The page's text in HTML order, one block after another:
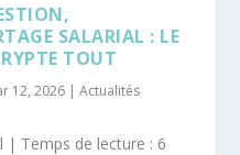
SALARIAL : LE
TOUT
12, 2026 |Actualités
| Temps de lecture : 6